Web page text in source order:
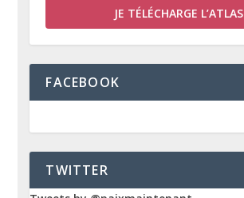
JE TÉLÉCHARGE L’ATLAS
FACEBOOK
TWITTER